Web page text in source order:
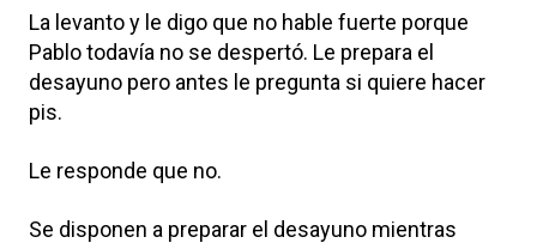
La levanto y le digo que no hable fuerte porque
Pablo todavía no se despertó. Le prepara el
desayuno pero antes le pregunta si quiere hacer
pis.
Le responde que no.
Se disponen a preparar el desayuno mientras